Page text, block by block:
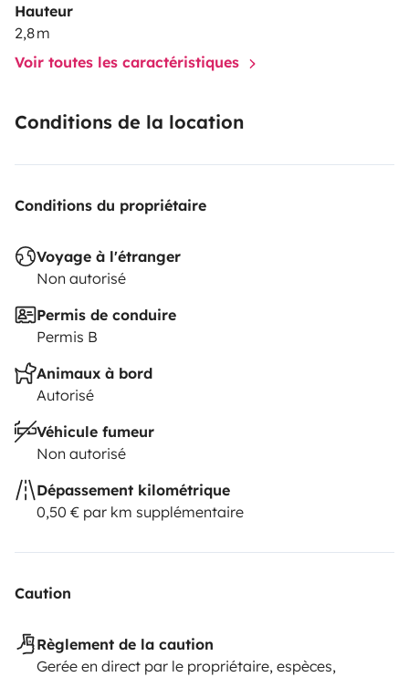
Hauteur
2,8 m
Voir toutes les caractéristiques
Conditions de la location
Conditions du propriétaire
Voyage à l'étranger
Non autorisé
Permis de conduire
Permis B
Animaux à bord
Autorisé
Véhicule fumeur
Non autorisé
Dépassement kilométrique
0,50 € par km supplémentaire
Caution
Règlement de la caution
Gerée en direct par le propriétaire, espèces,